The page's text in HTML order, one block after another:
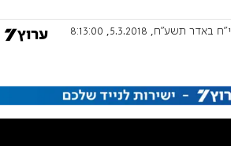
י"ח באדר תשע"ח, 5.3.2018, 8:13:00